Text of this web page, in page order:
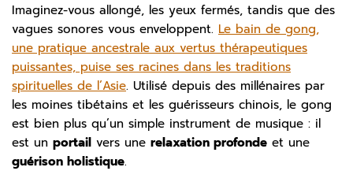
Imaginez-vous allongé, les yeux fermés, tandis que des
vagues sonores vous enveloppent. Le bain de gong,
une pratique ancestrale aux vertus thérapeutiques
puissantes, puise ses racines dans les traditions
spirituelles de l’Asie. Utilisé depuis des millénaires par
les moines tibétains et les guérisseurs chinois, le gong
est bien plus qu’un simple instrument de musique : il
est un portail vers une relaxation profonde et une
guérison holistique.